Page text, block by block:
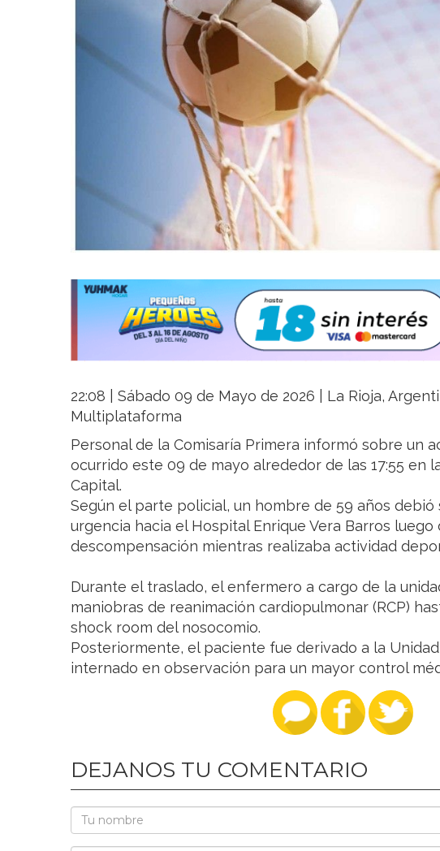
22:08 | Sábado 09 de Mayo de 2026 | La Rioja,
Multiplataforma
Personal de la Comisaría Primera informó sobre un
ocurrido este 09 de mayo alrededor de las 17:55 en
Capital.
Según el parte policial, un hombre de 59 años debió
urgencia hacia el Hospital Enrique Vera Barros luego
descompensación mientras realizaba actividad
Durante el traslado, el enfermero a cargo de la
maniobras de reanimación cardiopulmonar (RCP)
shock room del nosocomio.
Posteriormente, el paciente fue derivado a la
internado en observación para un mayor control
DEJANOS TU COMENTARIO